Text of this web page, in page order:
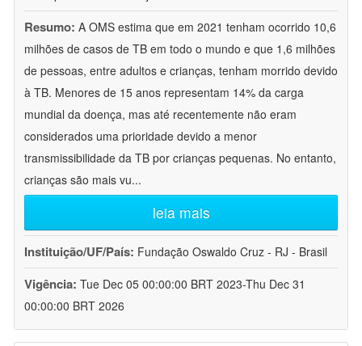
Resumo: A OMS estima que em 2021 tenham ocorrido 10,6
milhões de casos de TB em todo o mundo e que 1,6 milhões
de pessoas, entre adultos e crianças, tenham morrido devido
à TB. Menores de 15 anos representam 14% da carga
mundial da doença, mas até recentemente não eram
considerados uma prioridade devido a menor
transmissibilidade da TB por crianças pequenas. No entanto,
crianças são mais vu...
leia mais
Instituição/UF/País: Fundação Oswaldo Cruz - RJ - Brasil
Vigência: Tue Dec 05 00:00:00 BRT 2023-Thu Dec 31
00:00:00 BRT 2026